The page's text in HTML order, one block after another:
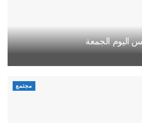
اليوم الجمعة
مجتمع